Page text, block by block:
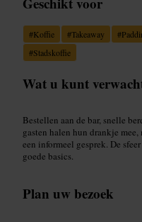
#Koffie #Takeaway #
#Stadskoffie
Wat u kunt
Bestellen aan de bar, snelle
gasten halen hun drankje
een informeel gesprek. De
goede basics.
Plan uw bezoek